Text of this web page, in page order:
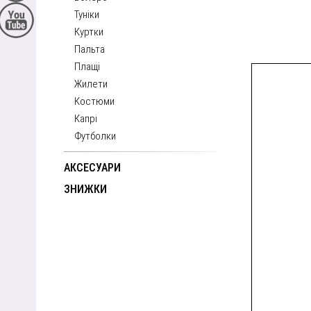
Туніки
Куртки
Пальта
Плащі
Жилети
Костюми
Капрі
Футболки
АКСЕСУАРИ
ЗНИЖКИ